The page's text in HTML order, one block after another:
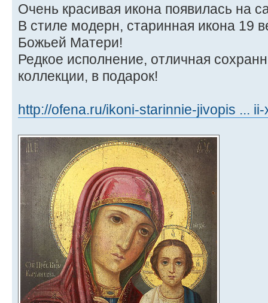
Очень красивая икона появилась на
В стиле модерн, старинная икона 19
Божьей Матери!
Редкое исполнение, отличная
коллекции, в подарок!
http://ofena.ru/ikoni-starinnie-jivopis ...